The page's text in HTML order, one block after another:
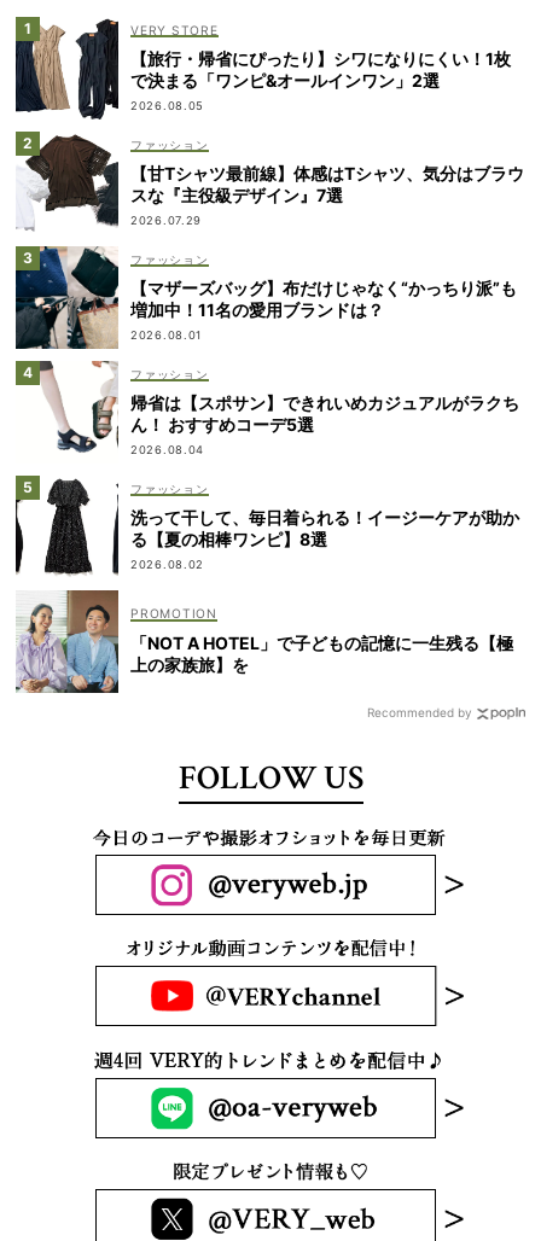
VERY STORE
【旅行・帰省にぴったり】シワになりにくい！1枚
で決まる「ワンピ&オールインワン」2選
2026.08.05
ファッション
【甘Tシャツ最前線】体感はTシャツ、気分はブラウ
スな『主役級デザイン』7選
2026.07.29
ファッション
【マザーズバッグ】布だけじゃなく“かっちり派”も
増加中！11名の愛用ブランドは？
2026.08.01
ファッション
帰省は【スポサン】できれいめカジュアルがラクち
ん！ おすすめコーデ5選
2026.08.04
ファッション
洗って干して、毎日着られる！イージーケアが助か
る【夏の相棒ワンピ】8選
2026.08.02
「NOT A HOTEL」で子どもの記憶に一生残る【極
上の家族旅】を
Recommended by
FOLLOW US